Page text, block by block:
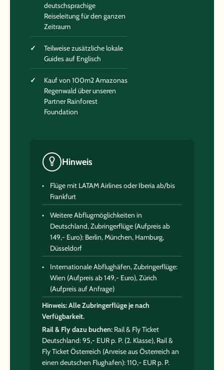
deutschsprachige
Reiseleitung für den ganzen
Zeitraum
Teilweise zusätzliche lokale
Guides auf Englisch
Kauf von 100m2 Amazonas
Regenwald über unseren
Partner Rainforest
Foundation
Hinweis
Flüge mit LATAM Airlines oder Iberia ab/bis
Frankfurt
Weitere Abflugmöglichkeiten in
Deutschland, Zubringerflüge (Aufpreis ab
149,- Euro): Berlin, München, Hamburg,
Düsseldorf
Internationale Abflughäfen, Zubringerflüge:
Wien (Aufpreis ab 149,- Euro), Zürich
(Aufpreis auf Anfrage)
Hinweis: Alle Zubringerflüge je nach
Verfügbarkeit.
Rail & Fly dazu buchen: Rail & Fly Ticket
Deutschland: 95,- EUR p. P. (2. Klasse), Rail &
Fly Ticket Österreich (Anreise aus Österreich an
einen deutschen Flughafen): 110,- EUR p. P.